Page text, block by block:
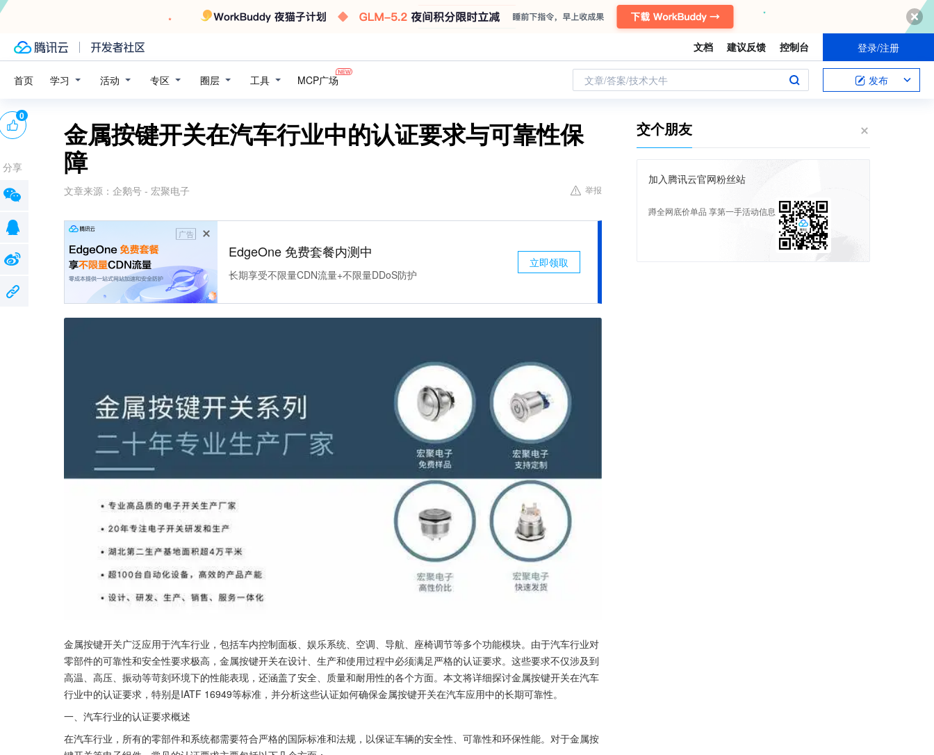
文档 建议反馈 控制台 登录/注册
首页 学习 活动 专区 圈层 工具 MCP广场 文章/答案/技术大牛 发布
金属按键开关在汽车行业中的认证要求与可靠性保
障
文章来源： 企鹅号 - 宏聚电子 举报
广告
EdgeOne 免费套餐内测中
长期享受不限量CDN流量+不限量DDoS防护
立即领取
金属按键开关广泛应用于汽车行业，包括车内控制面板、娱乐系统、空调、导航、座椅调节等多个功能模块。由于汽车行业对
零部件的可靠性和安全性要求极高，金属按键开关在设计、生产和使用过程中必须满足严格的认证要求。这些要求不仅涉及到
高温、高压、振动等苛刻环境下的性能表现，还涵盖了安全、质量和耐用性的各个方面。本文将详细探讨金属按键开关在汽车
行业中的认证要求，特别是IATF 16949等标准，并分析这些认证如何确保金属按键开关在汽车应用中的长期可靠性。
一、汽车行业的认证要求概述
在汽车行业，所有的零部件和系统都需要符合严格的国际标准和法规，以保证车辆的安全性、可靠性和环保性能。对于金属按
0
分享
交个朋友
加入腾讯云官网粉丝站
蹲全网底价单品 享第一手活动信息